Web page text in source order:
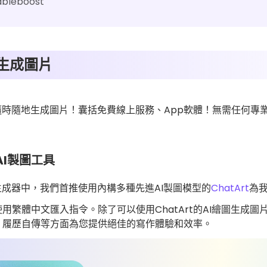
成圖片
隨地生成圖片！囊括免費線上服務、App軟體！無需任何專
圖工具
器中，我們首推使用內構多種先進AI製圖模型的ChatArt為
繁體中文匯入指令。除了可以使用ChatArt的AI繪圖生成圖
歷自傳等方面為您提供絕佳的寫作體驗和效率。